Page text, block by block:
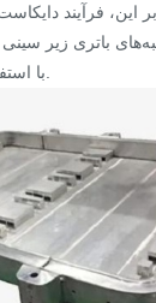
این، فرآیند
باتری زیر سینی